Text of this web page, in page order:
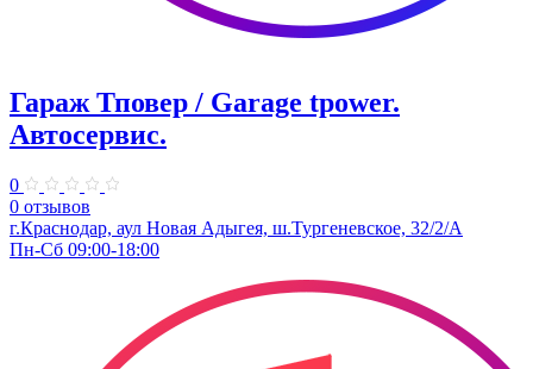
Гараж Тповер / Garage tpower.
Автосервис.
0
0 отзывов
г.Краснодар, аул Новая Адыгея, ш.Тургеневское, 32/2/А
Пн-Сб 09:00-18:00